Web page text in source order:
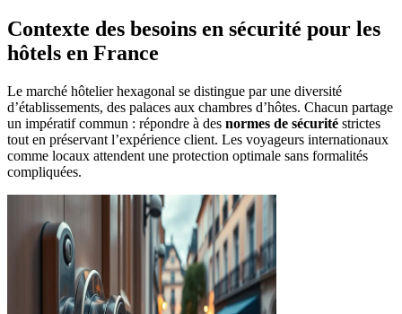
Contexte des besoins en sécurité pour les
hôtels en France
Le marché hôtelier hexagonal se distingue par une diversité
d’établissements, des palaces aux chambres d’hôtes. Chacun partage
un impératif commun : répondre à des normes de sécurité strictes
tout en préservant l’expérience client. Les voyageurs internationaux
comme locaux attendent une protection optimale sans formalités
compliquées.